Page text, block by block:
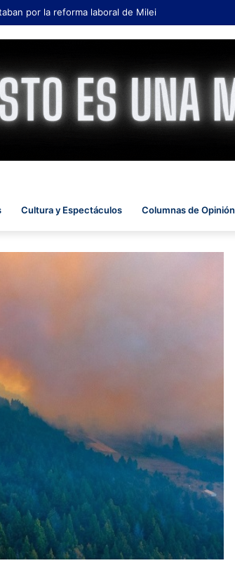
por la reforma laboral de Milei
Cultura y Espectáculos Columnas de Opinión